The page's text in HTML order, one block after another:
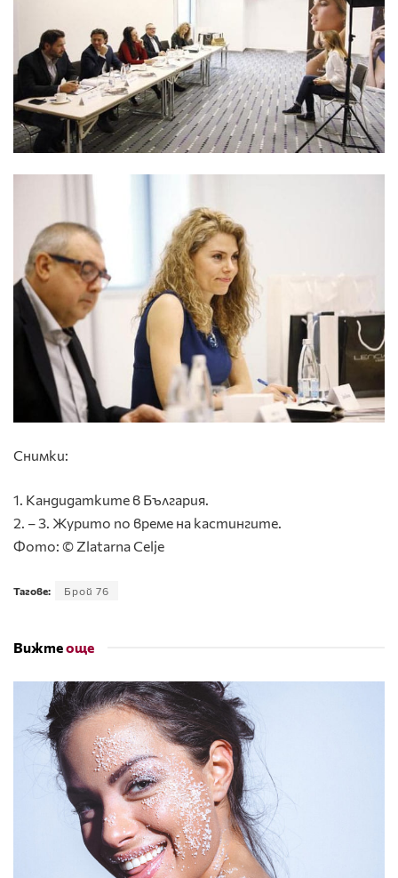
Снимки:
1. Кандидатките в България.
2. – 3. Журито по време на кастингите.
Фото: © Zlatarna Celje
Тагове: Брой 76
Вижтеоще